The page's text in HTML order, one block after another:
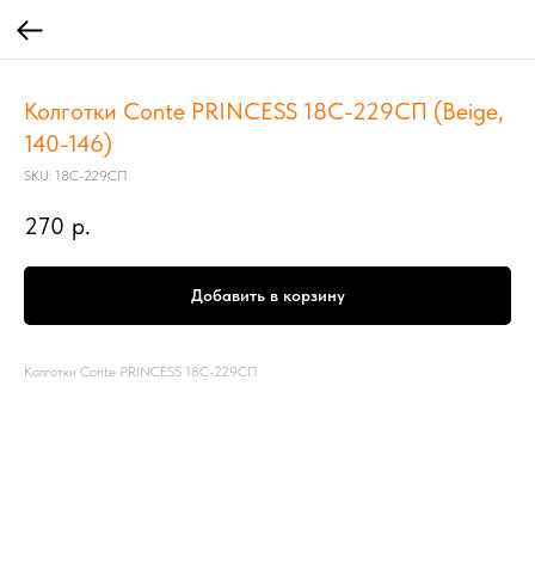
Колготки Conte PRINCESS 18С-229СП (Beige,
140-146)
SKU: 18С-229СП
270 р.
Добавить в корзину
Колготки Conte PRINCESS 18С-229СП